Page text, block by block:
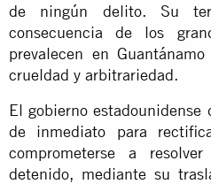
de ningún delito. Su
consecuencia de los
prevalecen en
crueldad y arbitrariedad.
El gobierno estadounidense
de inmediato para
comprometerse a
detenido, mediante su